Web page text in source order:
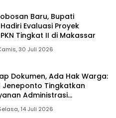
Baru, Bupati
Evaluasi Proyek
Tingkat II di Makassar
30 Juli 2026
Dokumen, Ada Hak Warga:
Jeneponto Tingkatkan
Administrasi
14 Juli 2026